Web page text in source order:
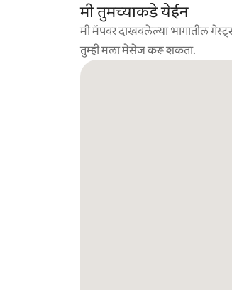
मी तुमच्याकडे येईन
मी मॅपवर दाखवलेल्या भागातील
तुम्ही मला मेसेज करू शकता.